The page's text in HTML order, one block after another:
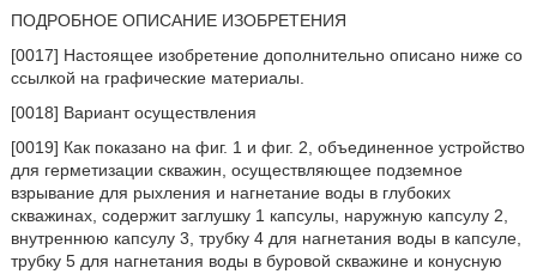
ПОДРОБНОЕ ОПИСАНИЕ ИЗОБРЕТЕНИЯ
[0017] Настоящее изобретение дополнительно описано ниже со
ссылкой на графические материалы.
[0018] Вариант осуществления
[0019] Как показано на фиг. 1 и фиг. 2, объединенное устройство
для герметизации скважин, осуществляющее подземное
взрывание для рыхления и нагнетание воды в глубоких
скважинах, содержит заглушку 1 капсулы, наружную капсулу 2,
внутреннюю капсулу 3, трубку 4 для нагнетания воды в капсуле,
трубку 5 для нагнетания воды в буровой скважине и конусную